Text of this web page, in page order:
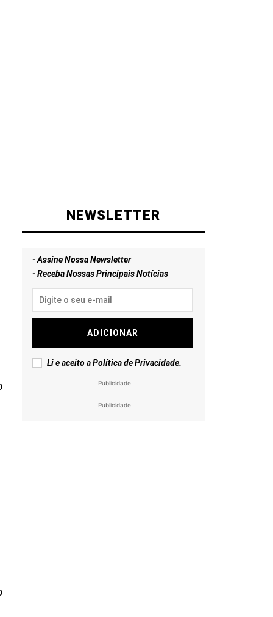
NEWSLETTER
- Assine Nossa Newsletter
- Receba Nossas Principais Notícias
ADICIONAR
Li e aceito aPolítica de Privacidade.
Publicidade
Publicidade